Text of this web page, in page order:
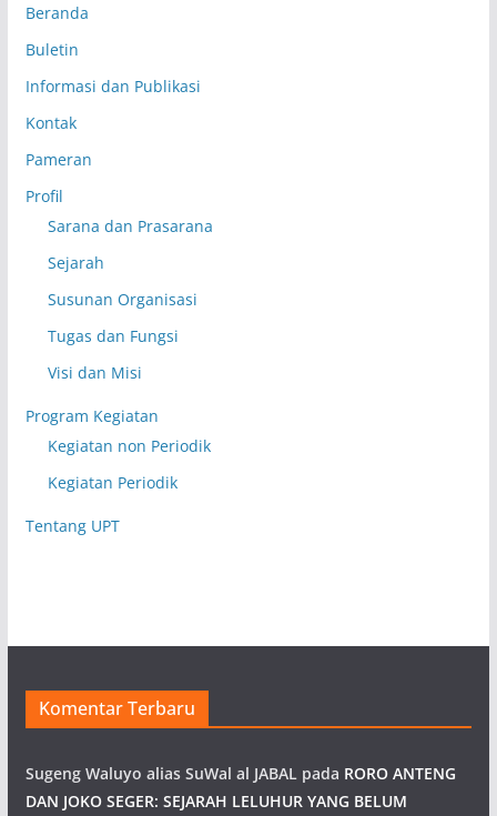
Beranda
Buletin
Informasi dan Publikasi
Kontak
Pameran
Profil
Sarana dan Prasarana
Sejarah
Susunan Organisasi
Tugas dan Fungsi
Visi dan Misi
Program Kegiatan
Kegiatan non Periodik
Kegiatan Periodik
Tentang UPT
Komentar Terbaru
Sugeng Waluyo alias SuWal al JABAL pada RORO ANTENG
DAN JOKO SEGER: SEJARAH LELUHUR YANG BELUM